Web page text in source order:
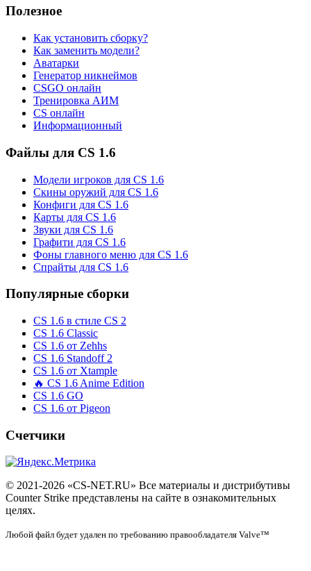
Полезное
Как установить сборку?
Как заменить модели?
Аватарки
Генератор никнеймов
CSGO онлайн
Тренировка АИМ
CS онлайн
Информационный
Файлы для CS 1.6
Модели игроков для CS 1.6
Скины оружий для CS 1.6
Конфиги для CS 1.6
Карты для CS 1.6
Звуки для CS 1.6
Графити для CS 1.6
Фоны главного меню для CS 1.6
Спрайты для CS 1.6
Популярные сборки
CS 1.6 в стиле CS 2
CS 1.6 Classic
CS 1.6 от Zehhs
CS 1.6 Standoff 2
CS 1.6 от Xtample
🔥 CS 1.6 Anime Edition
CS 1.6 GO
CS 1.6 от Pigeon
Счетчики
© 2021-2026 «CS-NET.RU» Все материалы и дистрибутивы
Counter Strike представлены на сайте в ознакомительных
целях.
Любой файл будет удален по требованию правообладателя Valve™